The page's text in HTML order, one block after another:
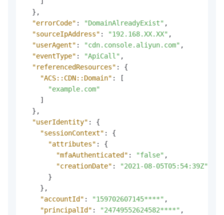
} ,
"errorCode" : "DomainAlreadyExist" ,
"sourceIpAddress" : "192.168.XX.XX" ,
"userAgent" : "cdn.console.aliyun.com" ,
"eventType" : "ApiCall" ,
"referencedResources" :
{
"ACS::CDN::Domain" :
[
"example.com"
]
} ,
"userIdentity" :
{
"sessionContext" :
{
"attributes" :
{
"mfaAuthenticated" : "false" ,
"creationDate" :
"2021-08-05T05:54:39Z"
}
} ,
"accountId" : "159702607145****" ,
"principalId" : "24749552624582****" ,